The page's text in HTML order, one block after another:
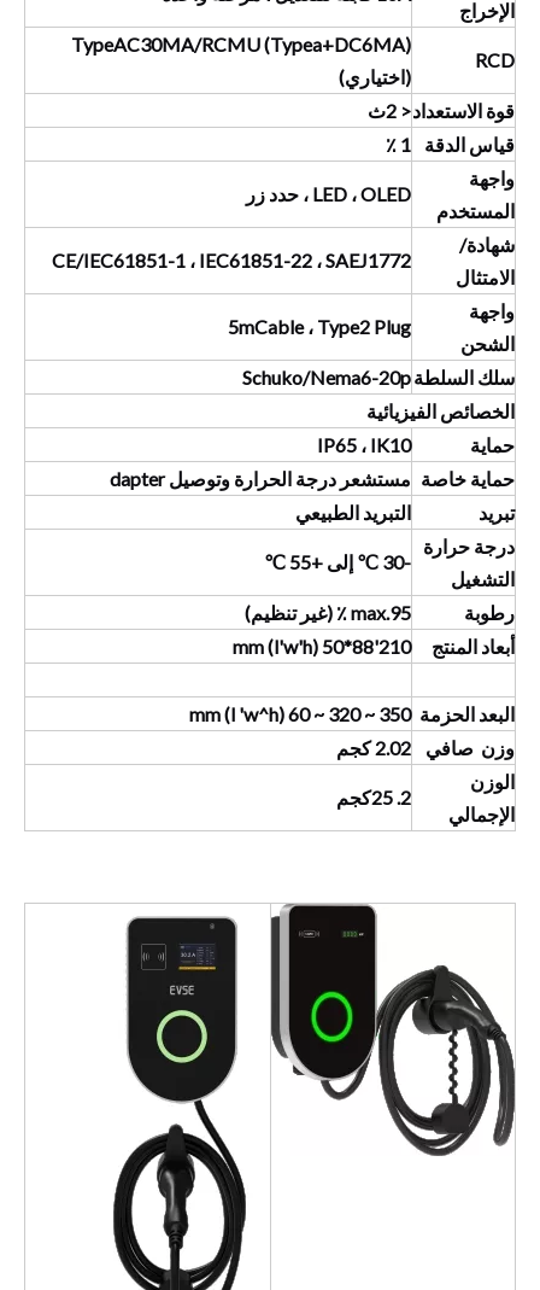
الإخراج
RCD
TypeAC30MA/RCMU (Typea+DC6MA)
(اختياري)
قوة الاستعداد<
2ث
قياس الدقة
1 ٪
واجهة
المستخدم
LED ، OLED ، حدد زر
شهادة/
الامتثال
CE/IEC61851-1 ، IEC61851-22 ، SAEJ1772
واجهة
الشحن
5mCable ، Type2 Plug
سلك السلطةSchuko/Nema6-20p
الخصائص الفيزيائية
حماية
IP65 ، IK10
حماية خاصة مستشعر درجة الحرارة وتوصيل dapter
تبريد
التبريد الطبيعي
درجة حرارة
التشغيل
-30 ℃ إلى +55 ℃
رطوبة
max.95 ٪ (غير تنظيم)
أبعاد المنتج
210'88*50 (l'w'h) mm
البعد الحزمة 350 ~ 320 ~ 60 (l 'w^h) mm
وزن صافي
2.02 كجم
الوزن
الإجمالي
2.
25كجم